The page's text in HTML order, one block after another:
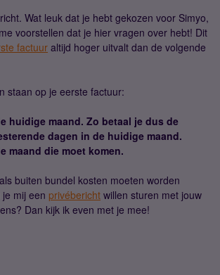
Wat leuk dat je hebt gekozen voor Simyo,
voorstellen dat je hier vragen over hebt! Dit
factuur altijd hoger uitvalt dan de volgende
staan op je eerste factuur:
huidige maand. Zo betaal je dus de
dagen in de huidige maand.
maand die moet komen.
buiten bundel kosten moeten worden
mij een privébericht willen sturen met jouw
Dan kijk ik even met je mee!